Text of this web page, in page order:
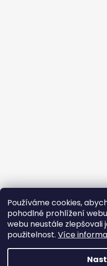
Používáme cookies,
pohodlné prohlížení
webu neustále zlepšovali
použitelnost. Více